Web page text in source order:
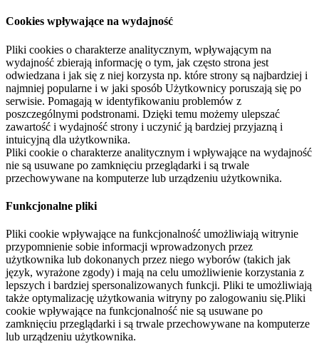
Cookies wpływające na wydajność
Pliki cookies o charakterze analitycznym, wpływającym na
wydajność zbierają informację o tym, jak często strona jest
odwiedzana i jak się z niej korzysta np. które strony są najbardziej i
najmniej popularne i w jaki sposób Użytkownicy poruszają się po
serwisie. Pomagają w identyfikowaniu problemów z
poszczególnymi podstronami. Dzięki temu możemy ulepszać
zawartość i wydajność strony i uczynić ją bardziej przyjazną i
intuicyjną dla użytkownika.
Pliki cookie o charakterze analitycznym i wpływające na wydajność
nie są usuwane po zamknięciu przeglądarki i są trwale
przechowywane na komputerze lub urządzeniu użytkownika.
Funkcjonalne pliki
Pliki cookie wpływające na funkcjonalność umożliwiają witrynie
przypomnienie sobie informacji wprowadzonych przez
użytkownika lub dokonanych przez niego wyborów (takich jak
język, wyrażone zgody) i mają na celu umożliwienie korzystania z
lepszych i bardziej spersonalizowanych funkcji. Pliki te umożliwiają
także optymalizację użytkowania witryny po zalogowaniu się.Pliki
cookie wpływające na funkcjonalność nie są usuwane po
zamknięciu przeglądarki i są trwale przechowywane na komputerze
lub urządzeniu użytkownika.